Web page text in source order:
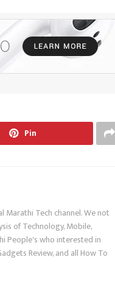
Pin
Tech channel. We not
of Technology, Mobile,
People's who interested in
Review, and all How To